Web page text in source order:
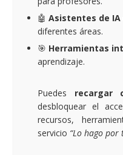
🤖Asistentes de IA
diferentes áreas.
🎯 Herramientas
aprendizaje.
Puedes recargar
desbloquear el
recursos,
servicio “Lo hago por